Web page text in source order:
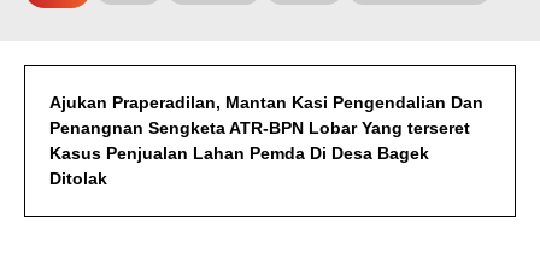
Ajukan Praperadilan, Mantan Kasi Pengendalian Dan
Penangnan Sengketa ATR-BPN Lobar Yang terseret
Kasus Penjualan Lahan Pemda Di Desa Bagek
Ditolak